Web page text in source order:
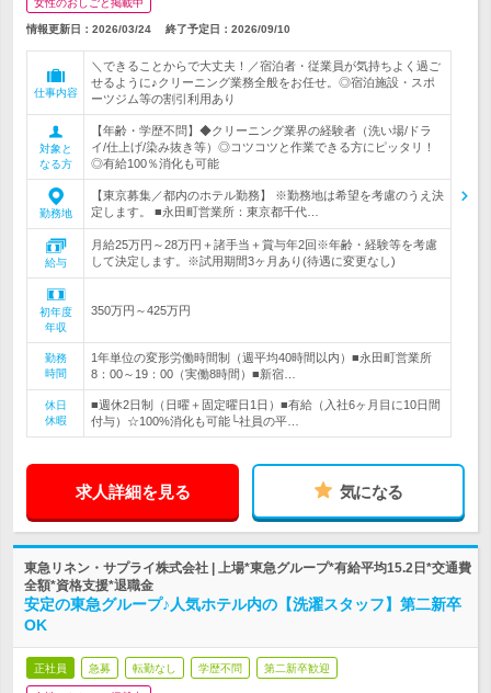
女性のおしごと掲載中
情報更新日：2026/03/24 終了予定日： 2026/09/10
仕事内容
＼できることからで大丈夫！／宿泊者・従業員が気持ちよく過ご
せるように♪クリーニング業務全般をお任せ。◎宿泊施設・スポ
ーツジム等の割引利用あり
対象と
なる方
【年齢・学歴不問】◆クリーニング業界の経験者（洗い場/ドラ
イ/仕上げ/染み抜き等）◎コツコツと作業できる方にピッタリ！
◎有給100％消化も可能
勤務地
【東京募集／都内のホテル勤務】 ※勤務地は希望を考慮のうえ決
定します。 ■永田町営業所：東京都千代…
給与
月給25万円～28万円＋諸手当＋賞与年2回※年齢・経験等を考慮
して決定します。※試用期間3ヶ月あり(待遇に変更なし)
初年度
年収
350万円～425万円
勤務
時間
1年単位の変形労働時間制（週平均40時間以内）■永田町営業所
8：00～19：00（実働8時間）■新宿…
休日
休暇
■週休2日制（日曜＋固定曜日1日）■有給（入社6ヶ月目に10日間
付与）☆100%消化も可能└社員の平…
求人詳細を見る 気になる
東急リネン・サプライ株式会社 | 上場*東急グループ*有給平均15.2日*交通費
全額*資格支援*退職金
安定の東急グループ♪人気ホテル内の【洗濯スタッフ】第二新卒
OK
正社員 急募 転勤なし 学歴不問 第二新卒歓迎